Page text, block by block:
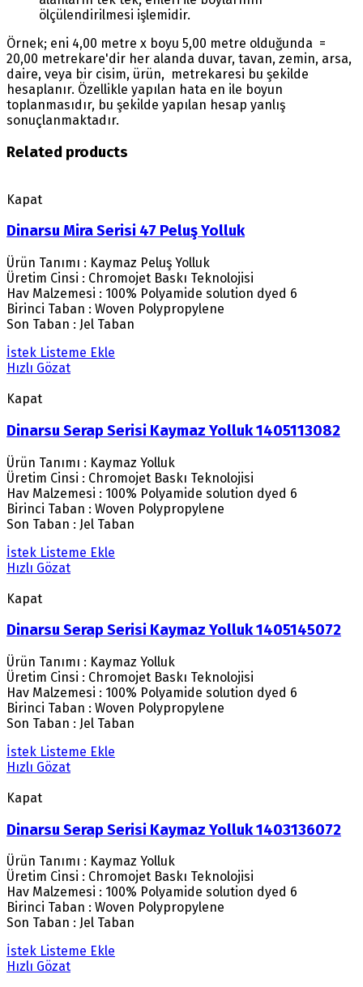
ölçülendirilmesi işlemidir.
Örnek; eni 4,00 metre x boyu 5,00 metre olduğunda =
20,00 metrekare'dir her alanda duvar, tavan, zemin, arsa,
daire, veya bir cisim, ürün, metrekaresi bu şekilde
hesaplanır. Özellikle yapılan hata en ile boyun
toplanmasıdır, bu şekilde yapılan hesap yanlış
sonuçlanmaktadır.
Related products
Kapat
Dinarsu Mira Serisi 47 Peluş Yolluk
Ürün Tanımı : Kaymaz Peluş Yolluk
Üretim Cinsi : Chromojet Baskı Teknolojisi
Hav Malzemesi : 100% Polyamide solution dyed 6
Birinci Taban : Woven Polypropylene
Son Taban : Jel Taban
İstek Listeme Ekle
Hızlı Gözat
Kapat
Dinarsu Serap Serisi Kaymaz Yolluk 1405113082
Ürün Tanımı : Kaymaz Yolluk
Üretim Cinsi : Chromojet Baskı Teknolojisi
Hav Malzemesi : 100% Polyamide solution dyed 6
Birinci Taban : Woven Polypropylene
Son Taban : Jel Taban
İstek Listeme Ekle
Hızlı Gözat
Kapat
Dinarsu Serap Serisi Kaymaz Yolluk 1405145072
Ürün Tanımı : Kaymaz Yolluk
Üretim Cinsi : Chromojet Baskı Teknolojisi
Hav Malzemesi : 100% Polyamide solution dyed 6
Birinci Taban : Woven Polypropylene
Son Taban : Jel Taban
İstek Listeme Ekle
Hızlı Gözat
Kapat
Dinarsu Serap Serisi Kaymaz Yolluk 1403136072
Ürün Tanımı : Kaymaz Yolluk
Üretim Cinsi : Chromojet Baskı Teknolojisi
Hav Malzemesi : 100% Polyamide solution dyed 6
Birinci Taban : Woven Polypropylene
Son Taban : Jel Taban
İstek Listeme Ekle
Hızlı Gözat